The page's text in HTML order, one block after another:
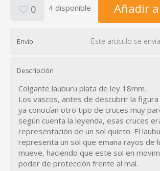
0 4 disponible Añadir
Envío Este artículo se
Descripción
Colgante lauburu plata de ley 18mm.
Los vascos, antes de descubrir la figura
ya conocían otro tipo de cruces muy
según cuenta la leyenda, esas cruces
representación de un sol quieto. El
representa un sol que emana rayos de
mueve, haciendo que este sol en
poder de protección frente al mal.